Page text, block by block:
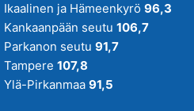
Ikaalinen ja Hämeenkyrö 96,3
Kankaanpään seutu 106,7
Parkanon seutu 91,7
Tampere 107,8
Ylä-Pirkanmaa 91,5